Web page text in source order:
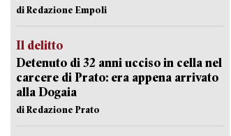
di Redazione Empoli
Il delitto
Detenuto di 32 anni ucciso in cella nel
carcere di Prato: era appena arrivato
alla Dogaia
di Redazione Prato